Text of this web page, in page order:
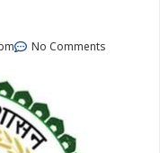
No Comments